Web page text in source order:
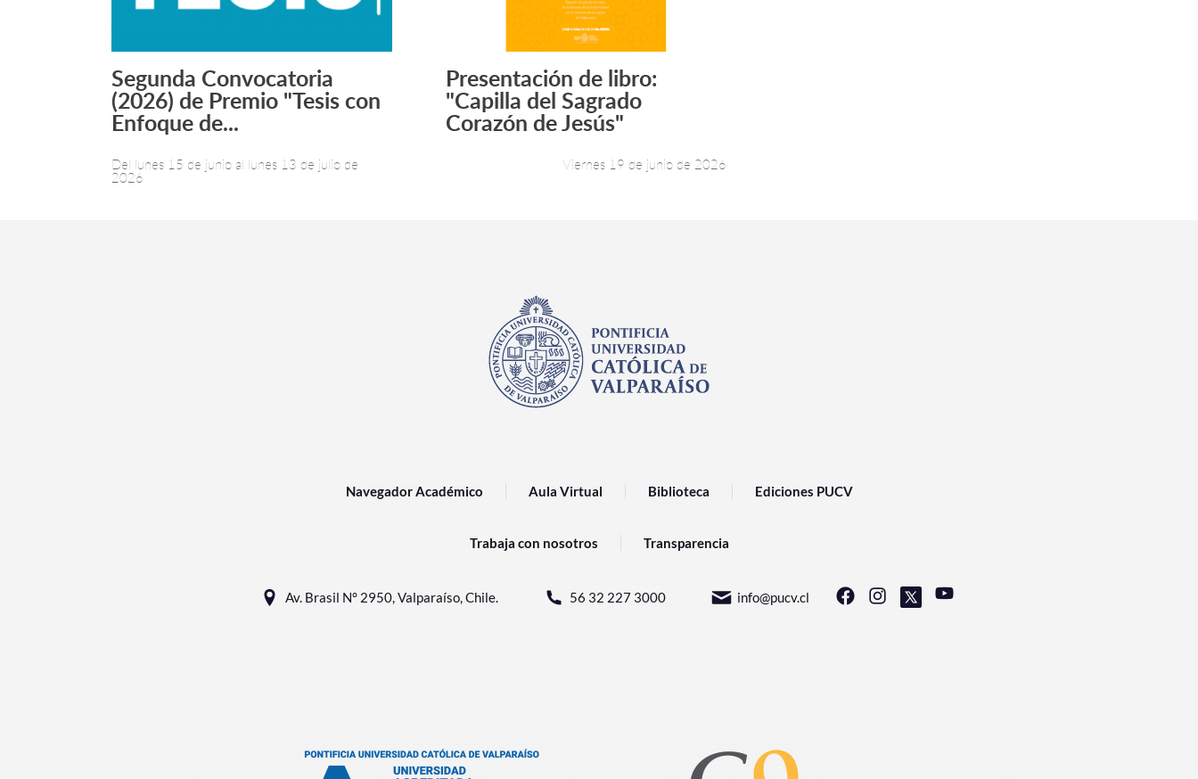
Leer más +
Segunda Convocatoria
(2026) de Premio "Tesis con
Enfoque de...
Del lunes 15 de junio al lunes 13 de julio de
2026
Leer más +
Presentación de libro:
"Capilla del Sagrado
Corazón de Jesús"
Viernes 19 de junio de 2026
Navegador Académico Aula Virtual Biblioteca Ediciones PUCV
Trabaja con nosotros Transparencia
Av. Brasil N° 2950, Valparaíso, Chile. 56 32 227 3000 info@pucv.cl